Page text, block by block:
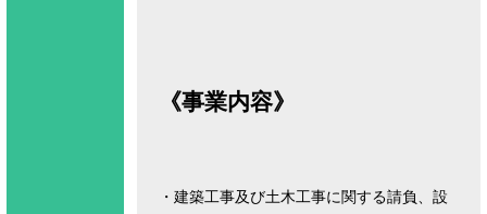
《事業内容》
・建築工事及び土木工事に関する請負、設